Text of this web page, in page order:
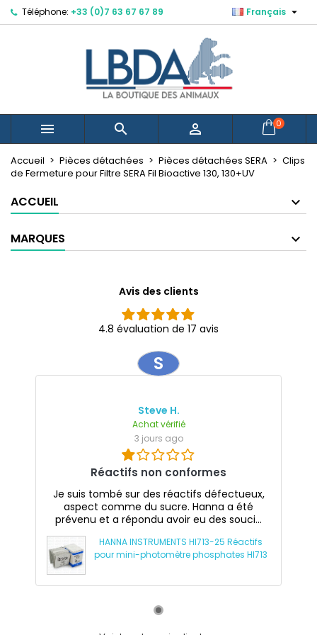
Téléphone: +33 (0)7 63 67 67 89 Français 
   0
Accueil Pièces détachées Pièces détachées SERA
Clips
de Fermeture pour Filtre SERA Fil Bioactive 130, 130+UV
ACCUEIL
MARQUES
Avis des clients
4.8 évaluation de 17 avis
S
Steve H.
Achat vérifié
3 jours ago
Réactifs non conformes
Je suis tombé sur des réactifs défectueux,
aspect comme du sucre. Hanna a été
prévenu et a répondu avoir eu des souci...
HANNA INSTRUMENTS HI713-25 Réactifs
pour mini-photomètre phosphates HI713
Mes listes d'envies ×
Créer une nouvelle liste
Créer une liste d'envies ×
Nom de la liste d'envies
Annuler Créer une liste d'envies
Connexion ×
Vous devez être connecté pour ajouter des produits
à votre liste d'envies.
Annuler Connexion